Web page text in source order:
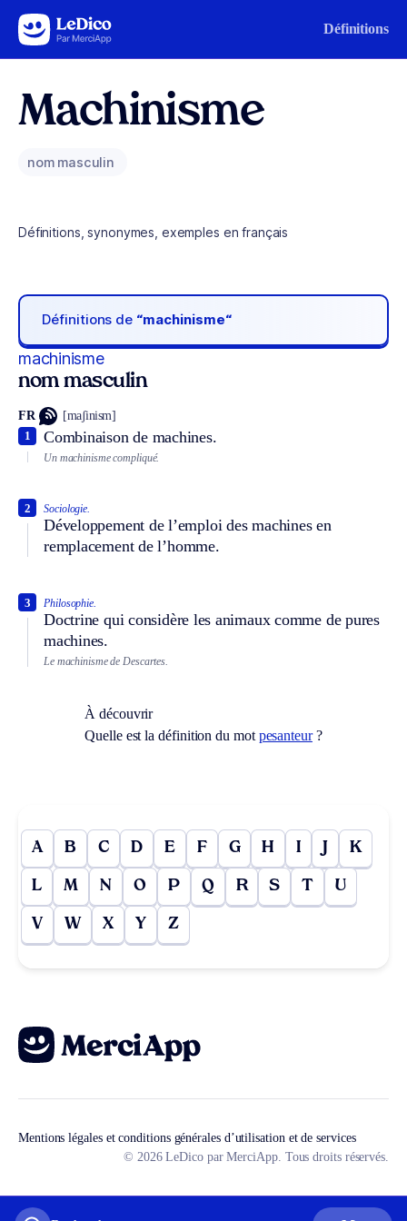
Aller au contenu Définitions
Machinisme
nom masculin
Définitions, synonymes, exemples en français
Définitions de “machinisme“
machinisme
nom masculin
FR [maʃinism]
Combinaison de machines.
1
Un machinisme compliqué.
Sociologie.
Développement de l’emploi des machines en
remplacement de l’homme.
2
Philosophie.
Doctrine qui considère les animaux comme de pures
machines.
3
Le machinisme de Descartes.
À découvrir
Quelle est la définition du mot pesanteur?
A B C D E F G H I J K
L M N O P Q R S T U
V W X Y Z
Mentions légales et conditions générales d’utilisation et de services
© 2026 LeDico par MerciApp. Tous droits réservés.